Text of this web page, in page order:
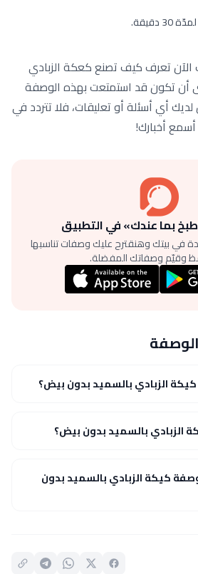
دقيقة.
الآن تعرف كيف تصنع كعكة الزبادي
أن تكون قد استمتعت بهذه الوصفة
أي أسئلة أو تعليقات، فلا تتردد في
أخبارك!
بما عندك» في التطبيق
في بيتك وهنقترح عليك وصفات تناسبها
وقيّم وصفاتك المفضلة.
الزبادي بالسميد بدون بيض؟
الزبادي بالسميد بدون بيض؟
كيكة الزبادي بالسميد بدون